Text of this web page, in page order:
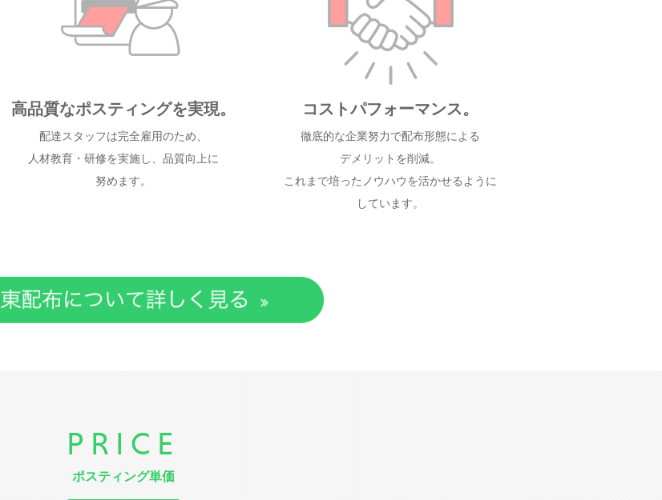
高品質なポスティングを実現。
配達スタッフは完全雇用のため、
人材教育・研修を実施し、品質向上に
努めます。
コストパフォーマンス。
徹底的な企業努力で配布形態による
デメリットを削減。
これまで培ったノウハウを活かせるように
しています。
PRICE
ポスティング単価